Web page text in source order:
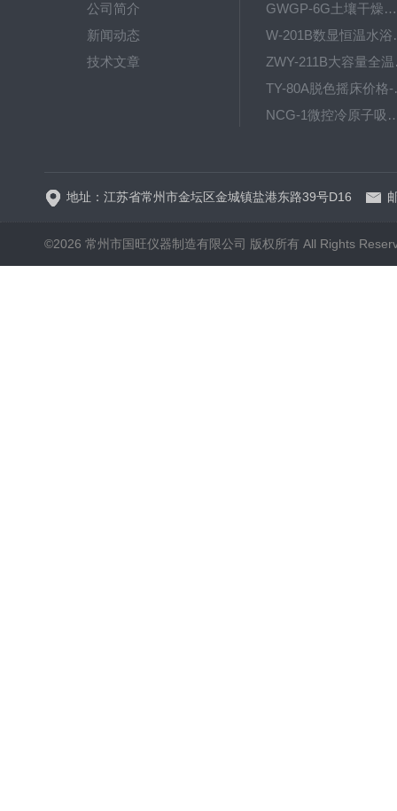
公司简介
新闻动态
技术文章
GWGP-6G土壤干燥柜-干燥箱/干燥机
W-
TY-
NCG-1微控冷
地址：江苏省常州市金坛区金城镇盐港东路39号D16
©2026 常州市国旺仪器制造有限公司 版权所有 All Rights